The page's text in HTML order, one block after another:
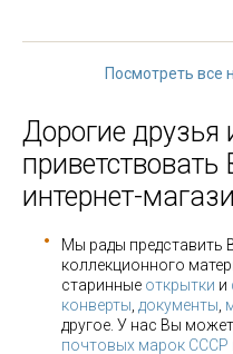
Посмотреть все
Дорогие
интернет-
Мы рады представить
коллекционного
старинные открытки и
конверты документы
другое. У нас Вы
почтовых марок СССР